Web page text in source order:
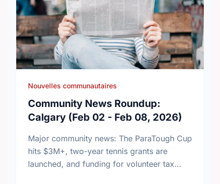
Nouvelles communautaires
Community News Roundup:
Calgary (Feb 02 - Feb 08, 2026)
Major community news: The ParaTough Cup
hits $3M+, two-year tennis grants are
launched, and funding for volunteer tax